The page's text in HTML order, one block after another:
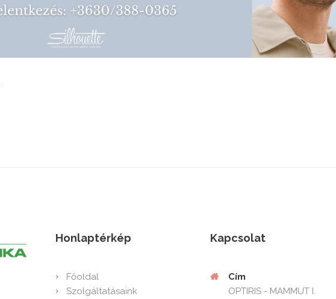
Honlaptérkép
Főoldal
Szolgáltatásaink
Kapcsolat
Cím
OPTIRIS - MAMMUT I.